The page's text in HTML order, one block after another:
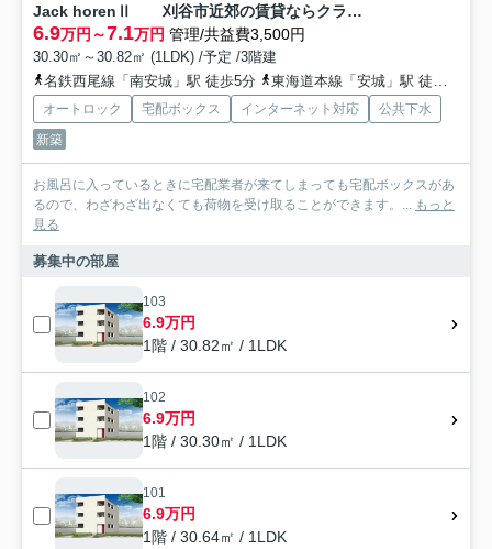
Jack horenⅡ 刈谷市近郊の賃貸ならクラスホーム刈谷店
6.9万円～7.1万円 管理/共益費3,500円
30.30㎡～30.82㎡ (1LDK) /予定 /3階建
名鉄西尾線「南安城」駅 徒歩5分
東海道本線「安城」駅 徒歩14分
オートロック 宅配ボックス インターネット対応
公共下水
新築
お風呂に入っているときに宅配業者が来てしまっても宅配ボックスがあ
るので、わざわざ出なくても荷物を受け取ることができます。... もっと
見る
募集中の部屋
103
6.9万円
1階 / 30.82㎡ / 1LDK
102
6.9万円
1階 / 30.30㎡ / 1LDK
101
6.9万円
1階 / 30.64㎡ / 1LDK